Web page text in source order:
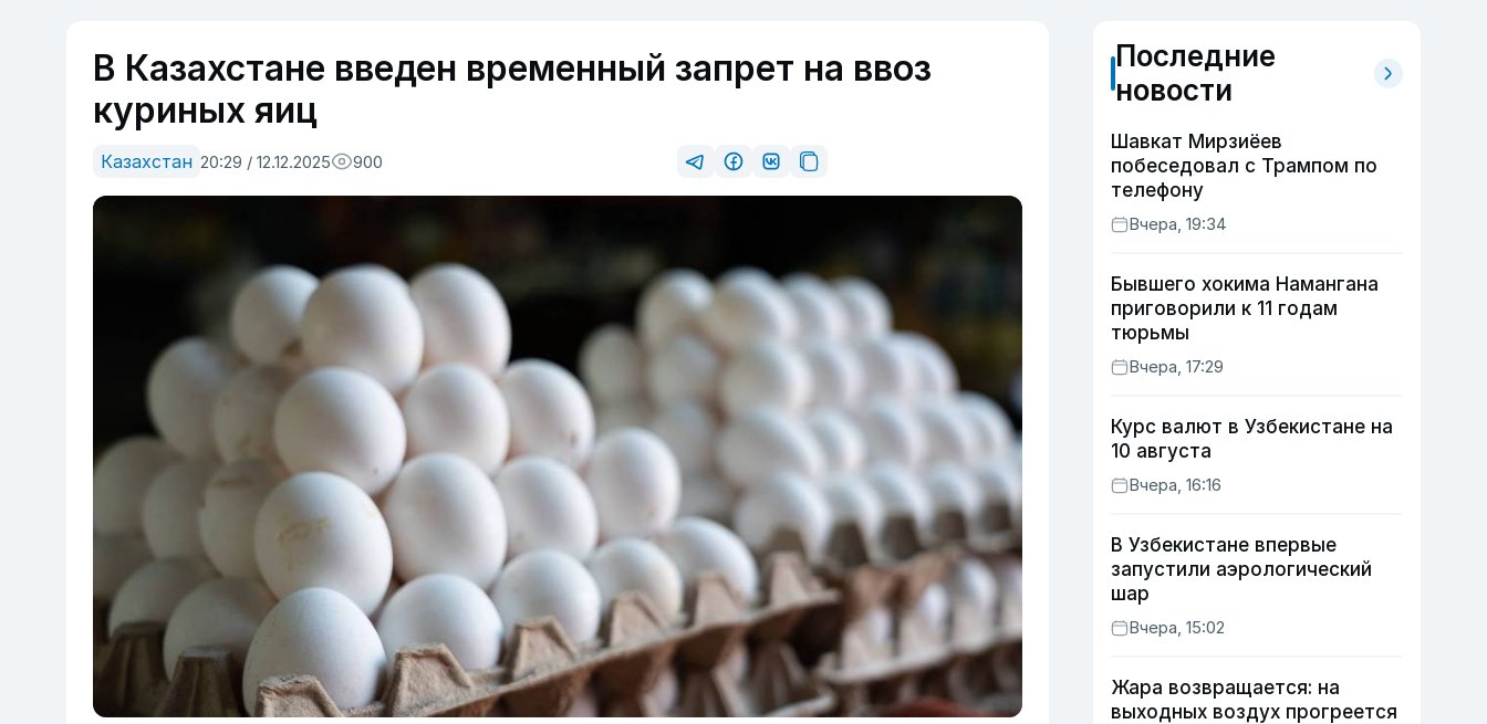
В Казахстане введен временный запрет на ввоз
куриных яиц
Казахстан 20:29 / 12.12.2025 900
Последние
новости
Шавкат Мирзиёев
побеседовал с Трампом по
телефону
Вчера, 19:34
Бывшего хокима Намангана
приговорили к 11 годам
тюрьмы
Вчера, 17:29
Курс валют в Узбекистане на
10 августа
Вчера, 16:16
В Узбекистане впервые
запустили аэрологический
шар
Вчера, 15:02
Жара возвращается: на
выходных воздух прогреется